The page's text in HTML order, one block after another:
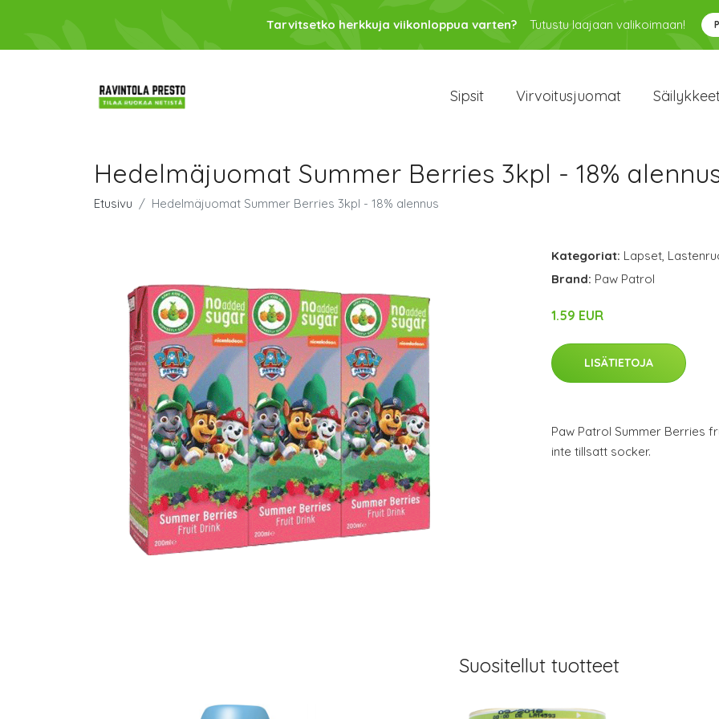
Tarvitsetko herkkuja viikonloppua varten? Tutustu laajaan valikoimaan!
Sipsit Virvoitusjuomat
Hedelmäjuomat Summer Berries 3kpl - 18%
Etusivu Hedelmäjuomat Summer Berries 3kpl - 18% alennus
Kategoriat: Lapset,
Brand: Paw Patrol
1.59 EUR
LISÄTIETOJA
Paw Patrol Summer Berries
inte tillsatt socker.
Suositellut tuotteet